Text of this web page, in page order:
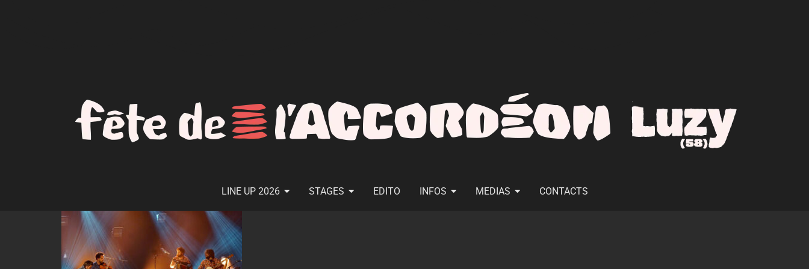
LINE UP 2026 STAGES EDITO INFOS MEDIAS CONTACTS